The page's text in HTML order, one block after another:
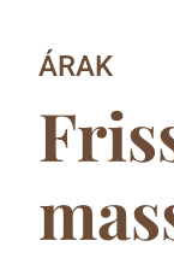
ÁRAK